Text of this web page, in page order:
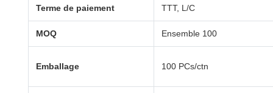
Terme de paiement TTT, L/C
MOQ Ensemble 100
Emballage 100 PCs/ctn